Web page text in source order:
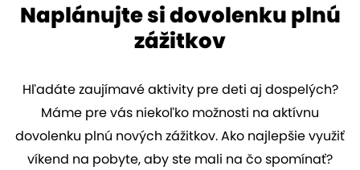
Naplánujte si dovolenku plnú
zážitkov
Hľadáte zaujímavé aktivity pre deti aj dospelých?
Máme pre vás niekoľko možnosti na aktívnu
dovolenku plnú nových zážitkov. Ako najlepšie využiť
víkend na pobyte, aby ste mali na čo spomínať?